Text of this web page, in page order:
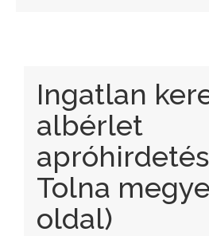
Ingatlan
albérlet
Tolna
oldal)